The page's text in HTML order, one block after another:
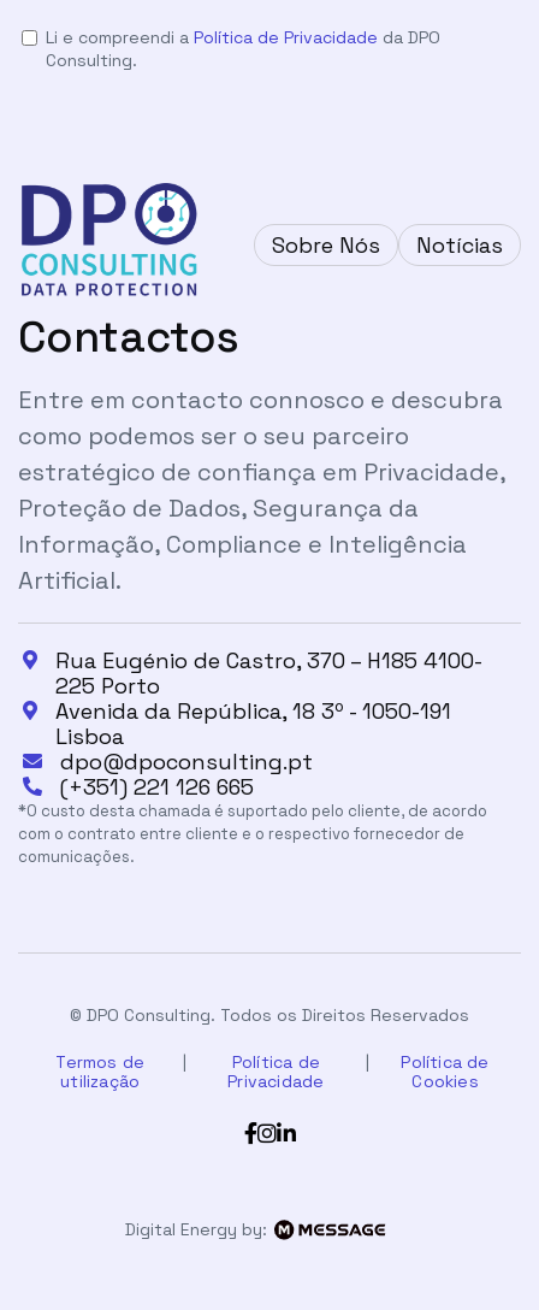
Li e compreendi a Política de Privacidade da DPO
Consulting.
Sobre Nós Notícias
Contactos
Entre em contacto connosco e descubra
como podemos ser o seu parceiro
estratégico de confiança em Privacidade,
Proteção de Dados, Segurança da
Informação, Compliance e Inteligência
Artificial.

Rua Eugénio de Castro, 370 – H185 4100-
225 Porto

Avenida da República, 18 3º - 1050-191
Lisboa
 dpo@dpoconsulting.pt
 (+351) 221 126 665
*O custo desta chamada é suportado pelo cliente, de acordo
com o contrato entre cliente e o respectivo fornecedor de
comunicações.
© DPO Consulting. Todos os Direitos Reservados
Termos de
utilização
|
Política de
Privacidade
|
Política de
Cookies

Digital Energy by:
a concordar com a nossa Política de Cookies.
Ler a Política de Cookies
Configurar as cookies
Rejeitar cookies